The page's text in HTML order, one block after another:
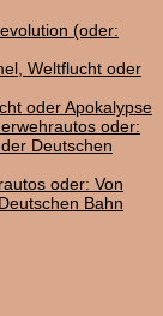
(oder:
Weltflucht oder
oder Apokalypse
oder:
Deutschen
oder: Von
Bahn